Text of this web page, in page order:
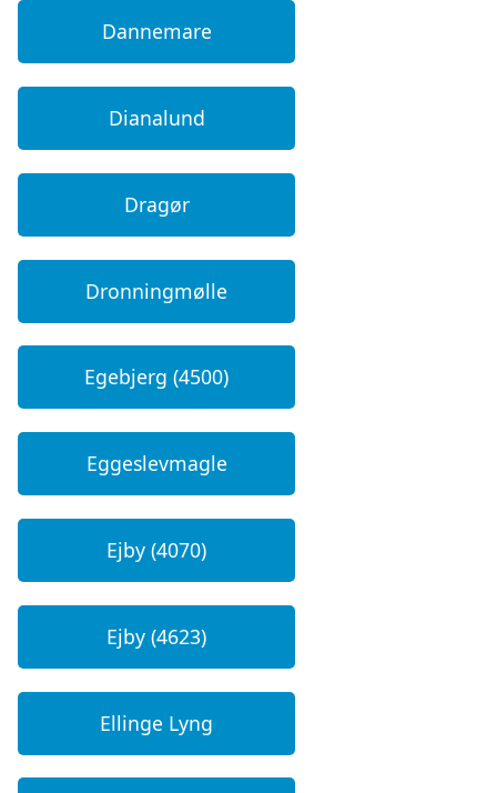
Dannemare
Dianalund
Dragør
Dronningmølle
Egebjerg (4500)
Eggeslevmagle
Ejby (4070)
Ejby (4623)
Ellinge Lyng